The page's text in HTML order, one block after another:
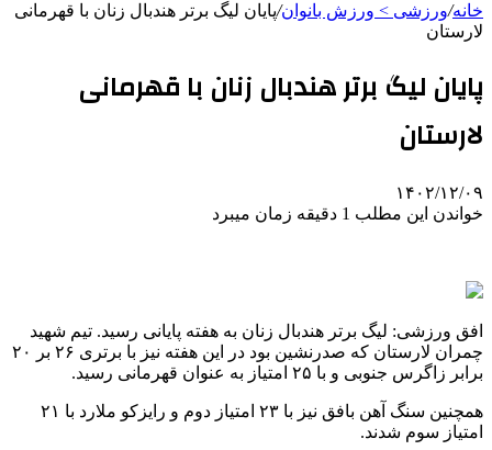
خانه/ورزشی > ورزش بانوان/پایان لیگ برتر هندبال زنان با قهرمانی
لارستان
پایان لیگ برتر هندبال زنان با قهرمانی
لارستان
۱۴۰۲/۱۲/۰۹
خواندن این مطلب 1 دقیقه زمان میبرد
افق ورزشی: لیگ برتر هندبال زنان به هفته پایانی رسید. تیم شهید
چمران لارستان که صدرنشین بود در این هفته نیز با برتری ۲۶ بر ۲۰
برابر زاگرس جنوبی و با ۲۵ امتیاز به عنوان قهرمانی رسید.
همچنین سنگ آهن بافق نیز با ۲۳ امتیاز دوم و رایزکو ملارد با ۲۱
امتیاز سوم شدند.